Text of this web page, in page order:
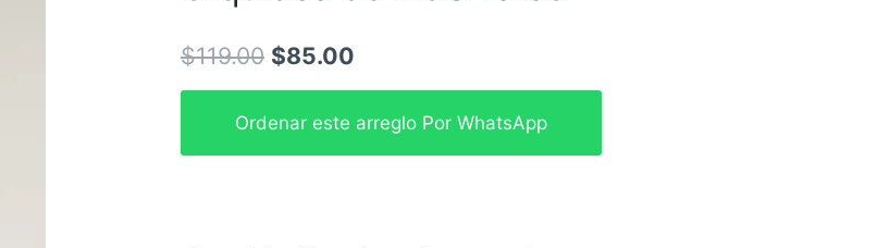
$119.00 El
precio
original
era:
$85.00
precio
actual
es:
Orquidea
Ordenar este arreglo Por WhatsApp